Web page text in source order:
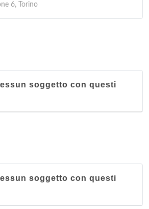
6, Torino
soggetto con questi
soggetto con questi